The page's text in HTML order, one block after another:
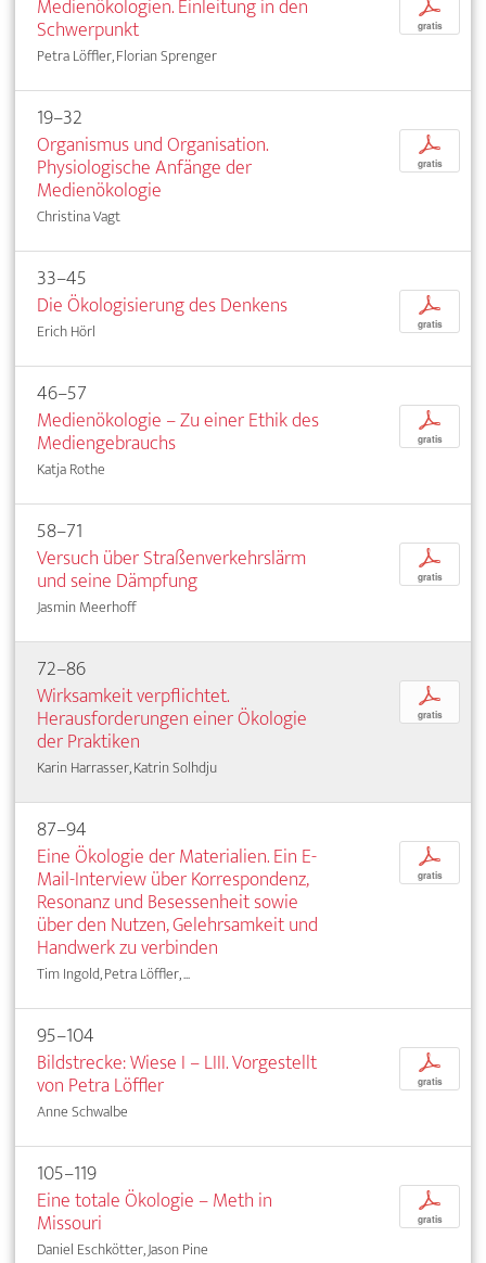
Medienökologien. Einleitung in den
Schwerpunkt
Petra Löffler, Florian Sprenger
p
gratis
19–32
Organismus und Organisation.
Physiologische Anfänge der
Medienökologie
Christina Vagt
p
gratis
33–45
Die Ökologisierung des Denkens
Erich Hörl
p
gratis
46–57
Medienökologie – Zu einer Ethik des
Mediengebrauchs
Katja Rothe
p
gratis
58–71
Versuch über Straßenverkehrslärm
und seine Dämpfung
Jasmin Meerhoff
p
gratis
72–86
Wirksamkeit verpflichtet.
Herausforderungen einer Ökologie
der Praktiken
Karin Harrasser, Katrin Solhdju
p
gratis
87–94
Eine Ökologie der Materialien. Ein E-
Mail-Interview über Korrespondenz,
Resonanz und Besessenheit sowie
über den Nutzen, Gelehrsamkeit und
Handwerk zu verbinden
Tim Ingold, Petra Löffler, ...
p
gratis
95–104
Bildstrecke: Wiese I – LIII. Vorgestellt
von Petra Löffler
Anne Schwalbe
p
gratis
105–119
Eine totale Ökologie – Meth in
Missouri
Daniel Eschkötter, Jason Pine
p
gratis